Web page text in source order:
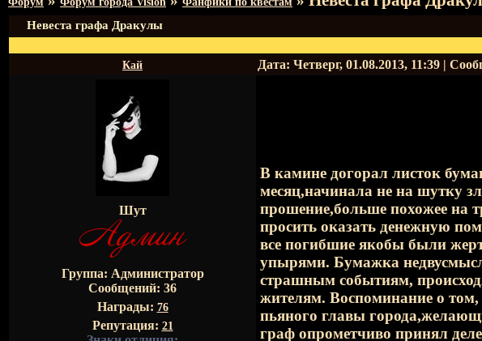
Невеста графа Дракулы
Кай Дата: Четверг, 01.08.2013, 11:39 |
Шут
Группа: Администратор
Сообщений: 36
Награды: 76
Репутация: 21
В камине догорал листок
месяц,начинала не на шутку
прошение,больше похожее на
просить оказать денежную
все погибшие якобы были
упырями. Бумажка
страшным событиям,
жителям. Воспоминание о том,
пьяного главы
граф опрометчиво принял